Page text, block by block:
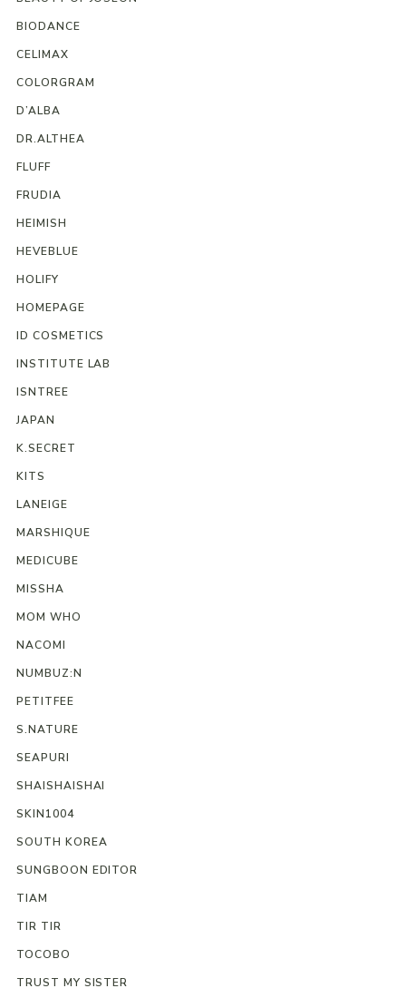
BIODANCE
CELIMAX
COLORGRAM
D’ALBA
DR.ALTHEA
FLUFF
FRUDIA
HEIMISH
HEVEBLUE
HOLIFY
HOMEPAGE
ID COSMETICS
INSTITUTE LAB
ISNTREE
JAPAN
K.SECRET
KITS
LANEIGE
MARSHIQUE
MEDICUBE
MISSHA
MOM WHO
NACOMI
NUMBUZ:N
PETITFEE
S.NATURE
SEAPURI
SHAISHAISHAI
SKIN1004
SOUTH KOREA
SUNGBOON EDITOR
TIAM
TIR TIR
TOCOBO
TRUST MY SISTER